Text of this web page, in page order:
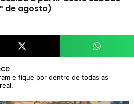
de agosto)
e fique por dentro de todas as